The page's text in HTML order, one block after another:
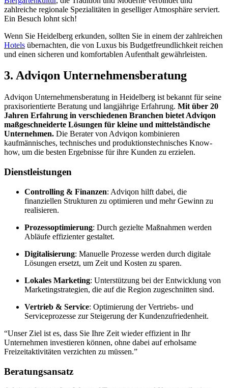
zahlreiche regionale Spezialitäten in geselliger Atmosphäre serviert.
Ein Besuch lohnt sich!
Wenn Sie Heidelberg erkunden, sollten Sie in einem der zahlreichen
Hotels übernachten, die von Luxus bis Budgetfreundlichkeit reichen
und einen sicheren und komfortablen Aufenthalt gewährleisten.
3. Adviqon Unternehmensberatung
Adviqon Unternehmensberatung in Heidelberg ist bekannt für seine
praxisorientierte Beratung und langjährige Erfahrung. Mit über 20
Jahren Erfahrung in verschiedenen Branchen bietet Adviqon
maßgeschneiderte Lösungen für kleine und mittelständische
Unternehmen. Die Berater von Adviqon kombinieren
kaufmännisches, technisches und produktionstechnisches Know-
how, um die besten Ergebnisse für ihre Kunden zu erzielen.
Dienstleistungen
Controlling & Finanzen: Adviqon hilft dabei, die
finanziellen Strukturen zu optimieren und mehr Gewinn zu
realisieren.
Prozessoptimierung: Durch gezielte Maßnahmen werden
Abläufe effizienter gestaltet.
Digitalisierung: Manuelle Prozesse werden durch digitale
Lösungen ersetzt, um Zeit und Kosten zu sparen.
Lokales Marketing: Unterstützung bei der Entwicklung von
Marketingstrategien, die auf die Region zugeschnitten sind.
Vertrieb & Service: Optimierung der Vertriebs- und
Serviceprozesse zur Steigerung der Kundenzufriedenheit.
“Unser Ziel ist es, dass Sie Ihre Zeit wieder effizient in Ihr
Unternehmen investieren können, ohne dabei auf erholsame
Freizeitaktivitäten verzichten zu müssen.”
Beratungsansatz